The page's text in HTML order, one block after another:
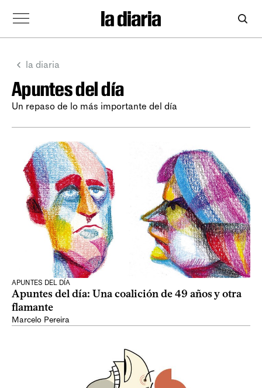
la diaria
Apuntes del día
Un repaso de lo más importante del día
APUNTES DEL DÍA
Apuntes del día: Una coalición de 49 años y otra
flamante
Marcelo Pereira